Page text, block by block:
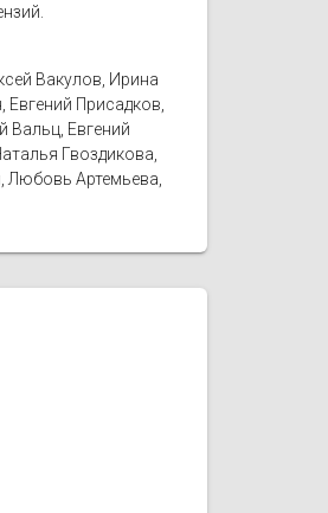
Вакулов, Ирина
Присадков,
Вальц, Евгений
Гвоздикова,
Любовь Артемьева,